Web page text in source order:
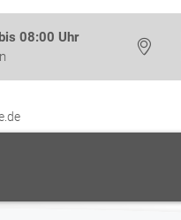
08:00 Uhr